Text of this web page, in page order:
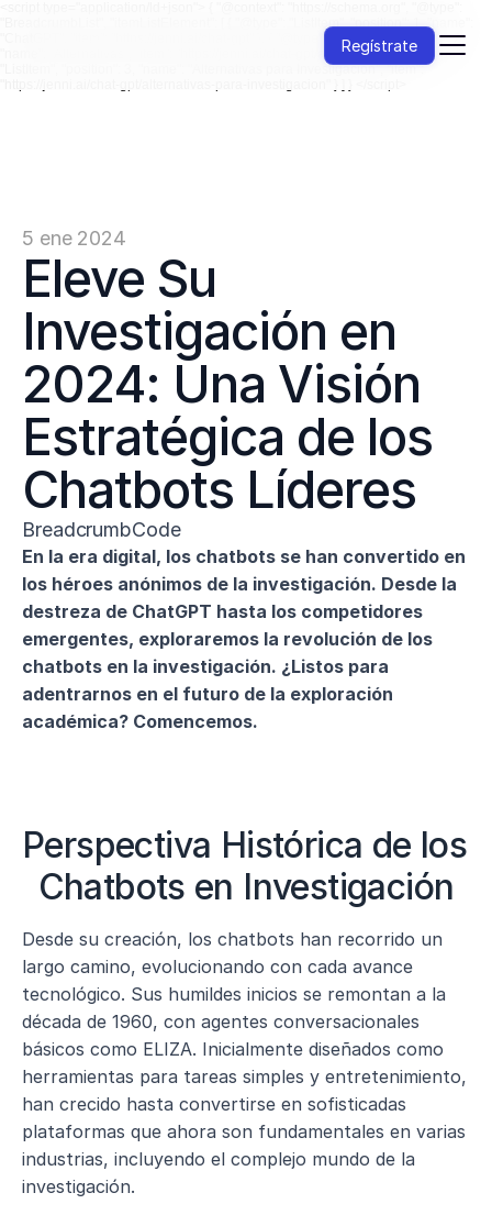
"BreadcrumbList", "itemListElement": [ { "@type": "ListItem", "position": 1, "name":
"ChatGPT", "item": "https://jenni.ai/chat-gpt" }, { "@type": "ListItem", "position": 2,
"name": "Alternativas", "item": "https://jenni.ai/chat-gpt/alternativas" }, { "@type":
"ListItem", "position": 3, "name": "Alternativas para Investigación", "item":
5 ene 2024
Eleve Su
Investigación en
2024: Una Visión
Estratégica de los
Chatbots Líderes
BreadcrumbCode
En la era digital, los chatbots se han convertido en
los héroes anónimos de la investigación. Desde la
destreza de ChatGPT hasta los competidores
emergentes, exploraremos la revolución de los
chatbots en la investigación. ¿Listos para
adentrarnos en el futuro de la exploración
académica? Comencemos.
Perspectiva Histórica de los
Chatbots en Investigación
Desde su creación, los chatbots han recorrido un
largo camino, evolucionando con cada avance
tecnológico. Sus humildes inicios se remontan a la
década de 1960, con agentes conversacionales
básicos como ELIZA. Inicialmente diseñados como
herramientas para tareas simples y entretenimiento,
han crecido hasta convertirse en sofisticadas
plataformas que ahora son fundamentales en varias
industrias, incluyendo el complejo mundo de la
investigación.
Regístrate